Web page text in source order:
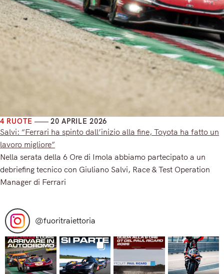
4 RUOTE 20 APRILE 2026
Salvi: “Ferrari ha spinto dall’inizio alla fine, Toyota ha fatto un
lavoro migliore”
Nella serata della 6 Ore di Imola abbiamo partecipato a un
debriefing tecnico con Giuliano Salvi, Race & Test Operation
Manager di Ferrari
@fuoritraiettoria